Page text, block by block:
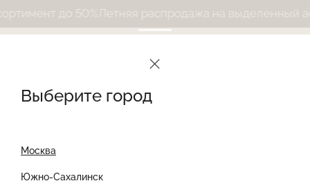
Выберите город
Москва
Южно-Сахалинск
до 50%Летняя распродажа на выделенный